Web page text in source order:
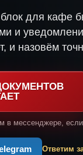
для кафе
и
и назовём
в мессенджере,
Ответим